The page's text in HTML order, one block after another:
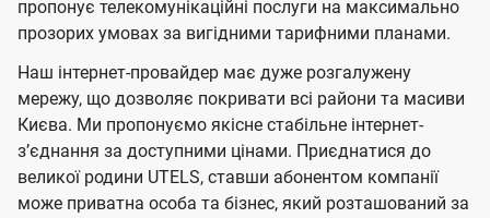
ї
U
t
e
l
s
а
ч
е
н
н
я
а
ч
е
н
н
я
пропонує телекомунікаційні послуги на максимально
прозорих умовах за вигідними тарифними планами.
Наш інтернет-провайдер має дуже розгалужену
мережу, що дозволяє покривати всі райони та масиви
Києва. Ми пропонуємо якісне стабільне інтернет-
зʼєднання за доступними цінами. Приєднатися до
великої родини UTELS, ставши абонентом компанії
може приватна особа та бізнес, який розташований за